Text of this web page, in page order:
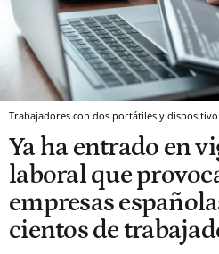
Trabajadores con dos portátiles y
Ya ha entrado en
laboral que
empresas
cientos de